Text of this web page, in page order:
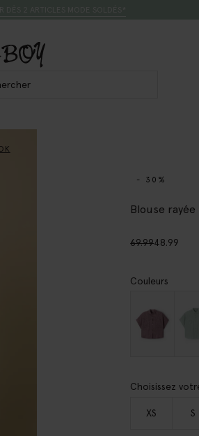
- 30%
Blouse
69.9948.99
Couleurs
Choisissez
XS S